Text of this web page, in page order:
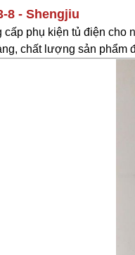
8 - Shengjiu
cấp phụ kiện tủ điện cho
chất lượng sản